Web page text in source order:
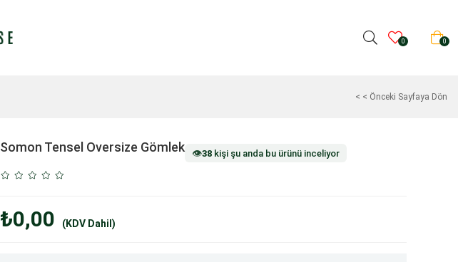
0 0
< < Önceki Sayfaya Dön
👁️38 kişi şu anda bu ürünü inceliyor
Somon Tensel Oversize Gömlek
₺0,00 (KDV Dahil)